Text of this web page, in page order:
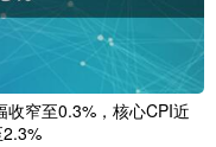
窄至0.3%，核心CPI近